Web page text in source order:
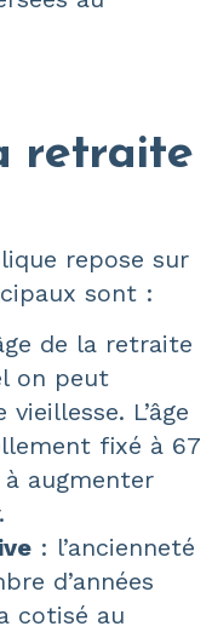
retraite
repose sur
sont :
de la retraite
on peut
L’âge
fixé à 67
augmenter
: l’ancienneté
d’années
cotisé au